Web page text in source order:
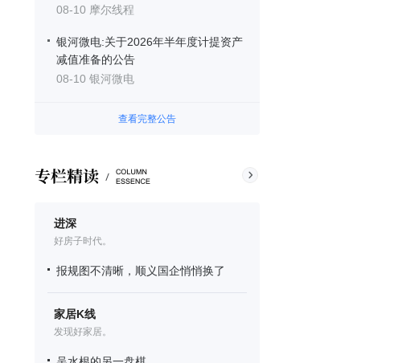
08-10 摩尔线程
银河微电:关于2026年半年度计提资产
减值准备的公告
08-10 银河微电
查看完整公告
进深
好房子时代。
报规图不清晰，顺义国企悄悄换了
家居K线
发现好家居。